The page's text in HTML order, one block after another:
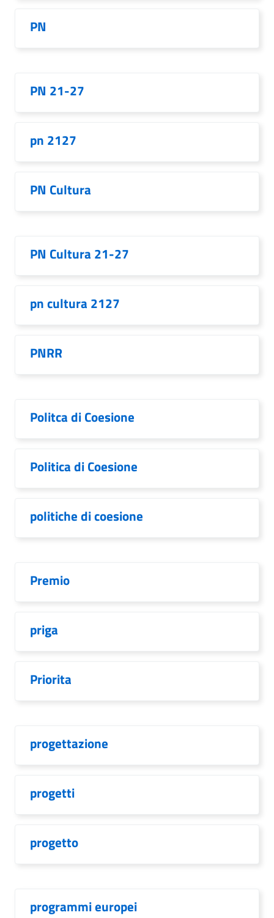
PN
PN 21-27
pn 2127
PN Cultura
PN Cultura 21-27
pn cultura 2127
PNRR
Politca di Coesione
Politica di Coesione
politiche di coesione
Premio
priga
Priorita
progettazione
progetti
progetto
programmi europei